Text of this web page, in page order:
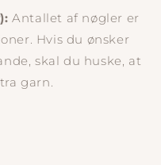
Antallet af nøgler er
Hvis du ønsker
skal du huske, at
garn.